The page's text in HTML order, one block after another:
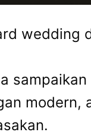
wedding